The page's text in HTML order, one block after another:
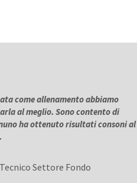
come allenamento abbiamo
al meglio. Sono contento di
ha ottenuto risultati consoni al
Settore Fondo